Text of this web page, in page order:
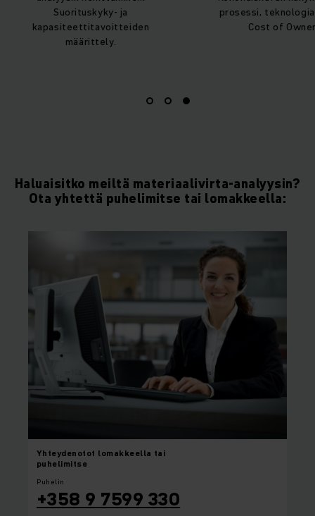
prosessi, teknologia, TCO (Total
Cost of Ownership).
Haluaisitko meiltä materiaalivirta-analyysin?
Ota yhtettä puhelimitse tai lomakkeella:
Yhteydenotot lomakkeella tai
puhelimitse
Puhelin
+358 9 7599 330